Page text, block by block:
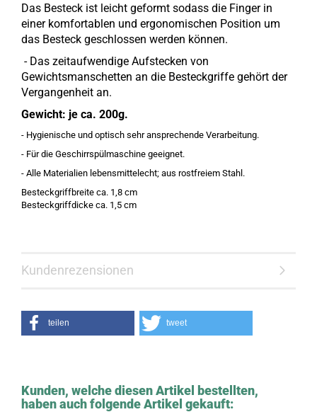
Das Besteck ist leicht geformt sodass die Finger in
einer komfortablen und ergonomischen Position um
das Besteck geschlossen werden können.
- Das zeitaufwendige Aufstecken von
Gewichtsmanschetten an die Besteckgriffe gehört der
Vergangenheit an.
Gewicht: je ca. 200g.
- Hygienische und optisch sehr ansprechende Verarbeitung.
- Für die Geschirrspülmaschine geeignet.
- Alle Materialien lebensmittelecht; aus rostfreiem Stahl.
Besteckgriffbreite ca. 1,8 cm
Besteckgriffdicke ca. 1,5 cm
Kundenrezensionen
teilen tweet
Kunden, welche diesen Artikel bestellten,
haben auch folgende Artikel gekauft: